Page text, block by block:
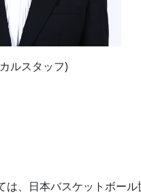
ルスタッフ)
は、日本バスケットボール